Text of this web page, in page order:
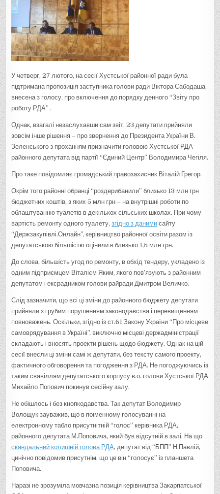
У четверг, 27 лютого, на сесії Хустської районної ради була
підтримана пропозиція заступника голови ради Віктора Сабодаша,
внесена з голосу, про включення до порядку денного “Звіту про
роботу РДА” .
Однак, взагалі незаслухавши сам звіт, 23 депутати прийняли
зовсім інше рішення – про звернення до Президента України В.
Зеленського з проханням призначити головою Хустської РДА
районного депутата від партії “Єдиний Центр” Володимира Чегіля.
Про таке повідомляє громадський правозахисник Віталій Грегор.
Окрім того районні обранці “роздерибанили” близько 13 млн грн
бюджетних коштів, з яких 5 млн грн – на внутрішні роботи по
облаштуванню туалетів в декількох сільських школах. При чому
вартість ремонту одного туалету,згідно з даними сайту
“Держзакупівлі.Онлайн”, керівництво районної освіти разом із
депутатською більшістю оцінили в близько 1,5 млн грн.
До слова, більшість угод по ремонту, в обхід тендеру, укладено із
одним підприємцем Віталієм Яким, якого пов’язують з районним
депутатом і ексрадником голови райради Дмитром Величко.
Слід зазначити, що всі ці зміни до районного бюджету депутати
прийняли з грубим порушенням законодавства і перевищенням
повноважень. Оскільки, згідно із ст.61 Закону України “Про місцеве
самоврядування в Україні”, виключно місцеві держадміністрації
складають і вносять проекти рішень щодо бюджету. Однак на цій
сесії внесли ці зміни самі ж депутати, без тексту самого проекту,
фактичного обговорення та погодження з РДА. Не погоджуючись із
таким свавіллям депутатського корпусу в.о. голови Хустської РДА
Михайло Попович покинув сесійну залу.
Не обішлось і без кнопкодавства. Так депутат Володимир
Волощук зауважив, що в поіменному голосуванні на
електронному табло присутнітній “голос” керівника РДА,
районного депутата М.Поповича, який був відсутній в залі. На що
скандальний колишній голова РДА, депутат від “БПП” Н.Павлій,
цинічно повідомив присутнім, що це він “голосує” із планшета
Поповича.
Наразі не зрозуміла мовчазна позиція керівництва Закарпатської